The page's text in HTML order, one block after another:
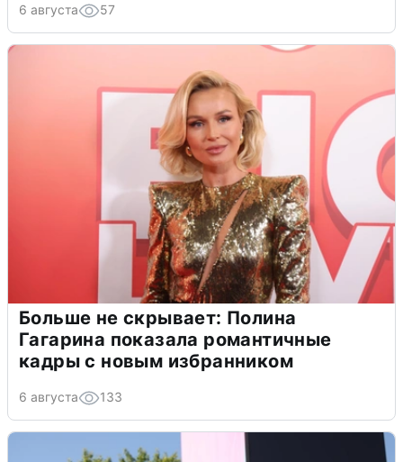
6 августа 57
Больше не скрывает: Полина
Гагарина показала романтичные
кадры с новым избранником
6 августа 133